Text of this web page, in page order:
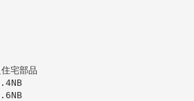
宅部品